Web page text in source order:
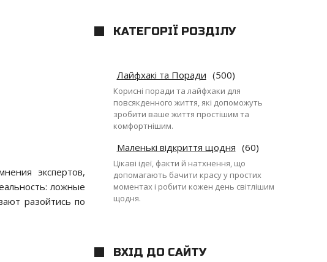
экспертов,
ложные
разойтись по
КАТЕГОРІЇ РОЗДІЛУ
Лайфхакі та Поради (500)
Корисні поради та лайфхаки для
повсякденного життя, які допоможуть
зробити ваше життя простішим та
комфортнішим.
Маленькі відкриття щодня (60)
Цікаві ідеї, факти й натхнення, що
допомагають бачити красу у простих
моментах і робити кожен день світлішим
щодня.
ВХІД ДО САЙТУ